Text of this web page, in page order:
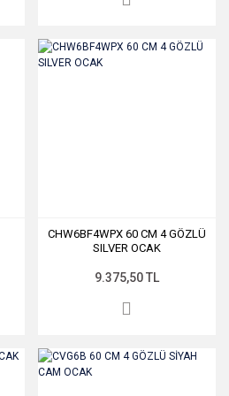
CHW6BF4WPX 60 CM 4 GÖZLÜ
SILVER OCAK
9.375,50 TL